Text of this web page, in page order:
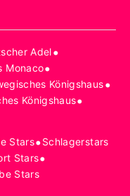
Adel•
Monaco•
Königshaus•
Königshaus•
Stars•Schlagerstars
Stars•
Stars